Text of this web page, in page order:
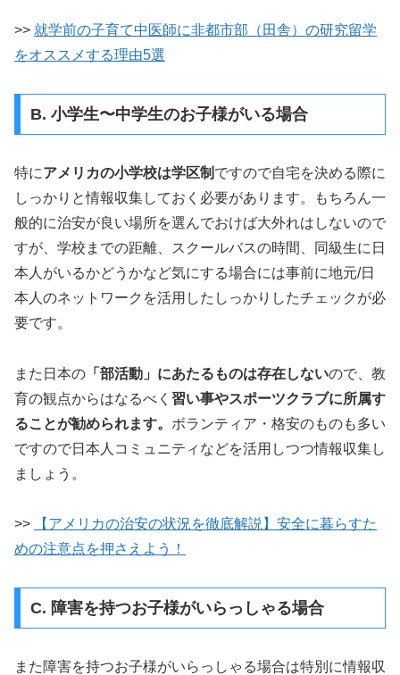
>> 就学前の子育て中医師に非都市部（田舎）の研究留学
をオススメする理由5選
B. 小学生〜中学生のお子様がいる場合
特にアメリカの小学校は学区制 ですので自宅を決める際に
しっかりと情報収集しておく必要があります。もちろん一
般的に治安が良い場所を選んでおけば大外れはしないので
すが、学校までの距離、スクールバスの時間、同級生に日
本人がいるかどうかなど気にする場合には事前に地元/日
本人のネットワークを活用したしっかりしたチェックが必
要です。
また日本の 「部活動」にあたるものは存在しないので、教
育の観点からはなるべく 習い事やスポーツクラブに所属す
ることが勧められます。 ボランティア・格安のものも多い
ですので日本人コミュニティなどを活用しつつ情報収集し
ましょう。
>>
【アメリカの治安の状況を徹底解説】安全に暮らすた
めの注意点を押さえよう！
C. 障害を持つお子様がいらっしゃる場合
また障害を持つお子様がいらっしゃる場合は特別に情報収